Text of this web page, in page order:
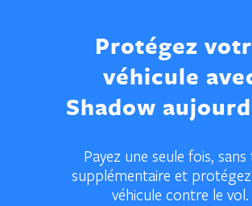
Protégez
véhicule
Shadow
Payez une seule fois, sans
supplémentaire et
véhicule contre le vol.